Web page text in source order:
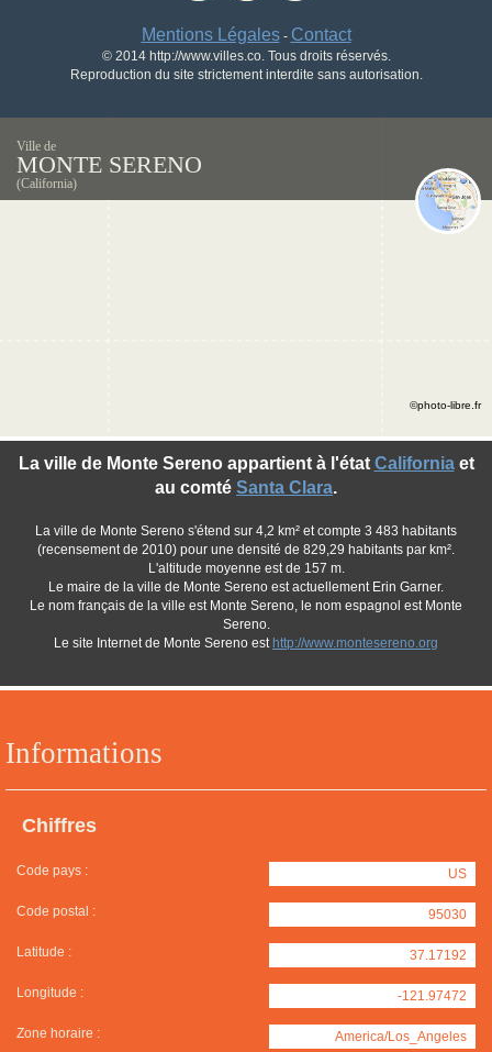
Mentions Légales- Contact
© 2014 http://www.villes.co. Tous droits réservés.
Reproduction du site strictement interdite sans autorisation.
Ville de
MONTE SERENO
(California)
Informations
Chiffres
Code pays : US
Code postal : 95030
Latitude : 37.17192
Longitude : -121.97472
Zone horaire : America/Los_Angeles
La ville de Monte Sereno appartient à l'état Californiaet
au comté Santa Clara.
La ville de Monte Sereno s'étend sur 4,2 km² et compte 3 483 habitants
(recensement de 2010) pour une densité de 829,29 habitants par km².
L'altitude moyenne est de 157 m.
Le maire de la ville de Monte Sereno est actuellement Erin Garner.
Le nom français de la ville est Monte Sereno, le nom espagnol est Monte
Sereno.
Le site Internet de Monte Sereno est http://www.montesereno.org
©photo-libre.fr